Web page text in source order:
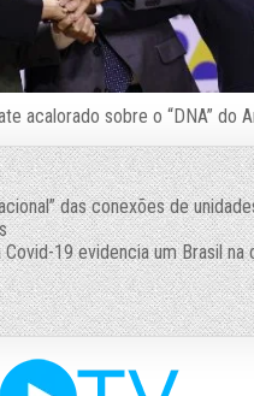
acalorado sobre o “DNA” do
das conexões de
Covid-19 evidencia um Brasil